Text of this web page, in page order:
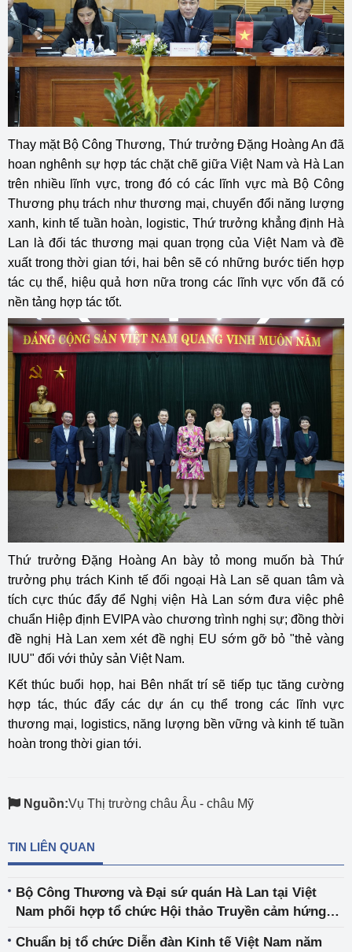
Thay mặt Bộ Công Thương, Thứ trưởng Đặng Hoàng An đã
hoan nghênh sự hợp tác chặt chẽ giữa Việt Nam và Hà Lan
trên nhiều lĩnh vực, trong đó có các lĩnh vực mà Bộ Công
Thương phụ trách như thương mại, chuyển đổi năng lượng
xanh, kinh tế tuần hoàn, logistic, Thứ trưởng khẳng định Hà
Lan là đối tác thương mại quan trọng của Việt Nam và đề
xuất trong thời gian tới, hai bên sẽ có những bước tiến hợp
tác cụ thể, hiệu quả hơn nữa trong các lĩnh vực vốnđã có
nền tảng hợp tác tốt.
Thứ trưởng Đặng Hoàng An bày tỏ mong muốn bà Thứ
trưởng phụ trách Kinh tế đối ngoại Hà Lan sẽ quan tâm và
tích cực thúc đẩy để Nghị viện Hà Lan sớm đưa việc phê
chuẩn Hiệp định EVIPA vào chương trình nghị sự; đồng thời
đề nghị Hà Lan xem xét đề nghị EU sớm gỡ bỏ "thẻ vàng
IUU" đối với thủy sản Việt Nam.
Kết thúc buổi họp, hai Bên nhất trí sẽ tiếp tục tăng cường
hợp tác, thúc đẩy các dự án cụ thể trong các lĩnh vực
thương mại, logistics, năng lượng bền vững và kinh tế tuần
hoàn trong thời gian tới.
Nguồn:Vụ Thị trường châu Âu - châu Mỹ
TIN LIÊN QUAN
Bộ Công Thương và Đại sứ quán Hà Lan tại Việt
Nam phối hợp tổ chức Hội thảo Truyền cảm hứng
Chuẩn bị tổ chức Diễn đàn Kinh tế Việt Nam năm